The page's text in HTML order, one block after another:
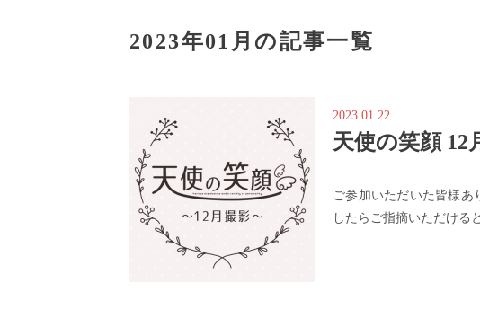
2023年01月の記事一覧
2023.01.22
天使の笑顔 12
ご参加いただいた皆様
したらご指摘いただける